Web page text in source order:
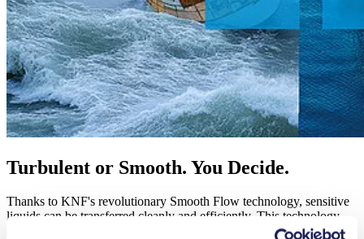
Turbulent or Smooth. You Decide.
Thanks to KNF's revolutionary Smooth Flow technology, sensitive
liquids can be transferred cleanly and efficiently. This technology
also offers the low pulsation required for modern medical